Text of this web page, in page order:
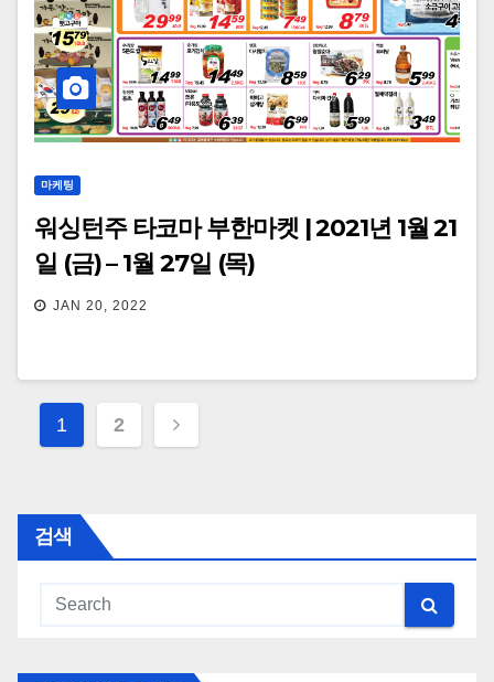
마케팅
워싱턴주 타코마 부한마켓 | 2021년 1월 21
일 (금) – 1월 27일 (목)
JAN 20, 2022
Posts
1 2
검색